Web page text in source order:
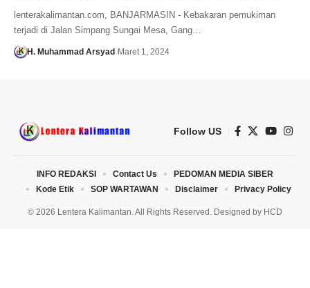
lenterakalimantan.com, BANJARMASIN - Kebakaran pemukiman
terjadi di Jalan Simpang Sungai Mesa, Gang…
H. Muhammad Arsyad Maret 1, 2024
Follow US
© 2026 Lentera Kalimantan. All Rights Reserved. Designed by HCD
INFO REDAKSI Contact Us
PEDOMAN MEDIA SIBER
Kode Etik
SOP WARTAWAN Disclaimer Privacy Policy